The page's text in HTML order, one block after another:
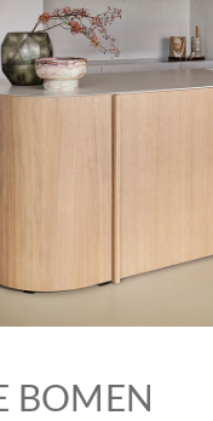
BOMEN